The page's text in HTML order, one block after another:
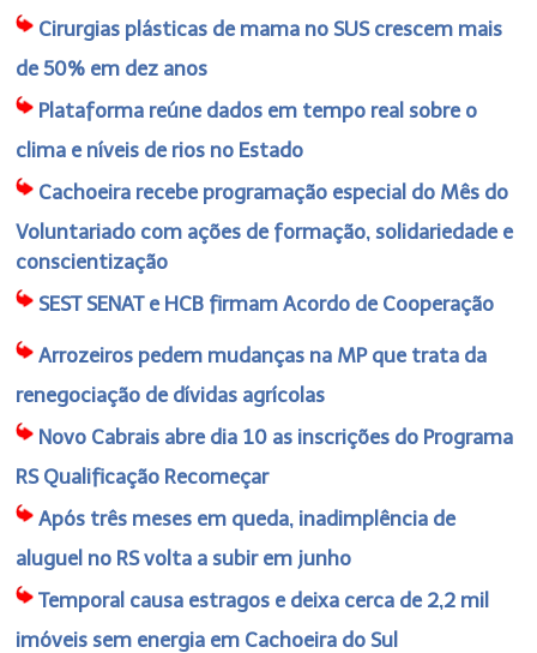
Cirurgias plásticas de mama no SUS crescem mais
de 50% em dez anos
Plataforma reúne dados em tempo real sobre o
clima e níveis de rios no Estado
Cachoeira recebe programação especial do Mês do
Voluntariado com ações de formação, solidariedade e
conscientização
SEST SENAT e HCB firmam Acordo de Cooperação
Arrozeiros pedem mudanças na MP que trata da
renegociação de dívidas agrícolas
Novo Cabrais abre dia 10 as inscrições do Programa
RS Qualificação Recomeçar
Após três meses em queda, inadimplência de
aluguel no RS volta a subir em junho
Temporal causa estragos e deixa cerca de 2,2 mil
imóveis sem energia em Cachoeira do Sul